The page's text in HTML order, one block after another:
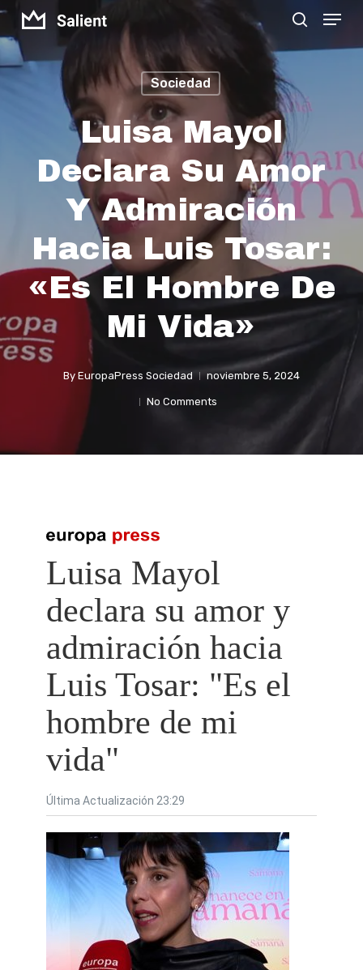
Skip
to
main
Menu
Sociedad
Luisa Mayol
Declara Su Amor
Y Admiración
Hacia Luis Tosar:
«Es El Hombre De
Mi Vida»
By EuropaPress Sociedad noviembre 5, 2024
No Comments
Close